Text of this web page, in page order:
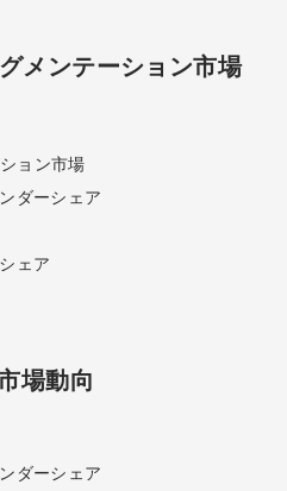
メンテーション市場
ョン市場
ダーシェア
ェア
場動向
ダーシェア